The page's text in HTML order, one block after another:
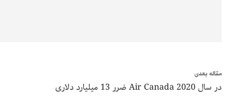
مقاله بعدی
ضرر 13 میلیارد دلاری Air Canada در سال 2020